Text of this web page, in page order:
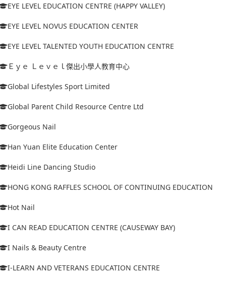
EYE LEVEL EDUCATION CENTRE (HAPPY VALLEY)
EYE LEVEL NOVUS EDUCATION CENTER
EYE LEVEL TALENTED YOUTH EDUCATION CENTRE
Ｅｙｅ Ｌｅｖｅｌ傑出小學人教育中心
Global Lifestyles Sport Limited
Global Parent Child Resource Centre Ltd
Gorgeous Nail
Han Yuan Elite Education Center
Heidi Line Dancing Studio
HONG KONG RAFFLES SCHOOL OF CONTINUING EDUCATION
Hot Nail
I CAN READ EDUCATION CENTRE (CAUSEWAY BAY)
I Nails & Beauty Centre
I-LEARN AND VETERANS EDUCATION CENTRE